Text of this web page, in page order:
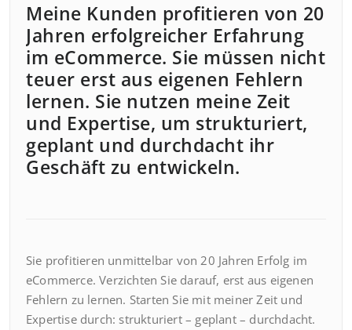
Meine Kunden profitieren von 20
Jahren erfolgreicher Erfahrung
im eCommerce. Sie müssen nicht
teuer erst aus eigenen Fehlern
lernen. Sie nutzen meine Zeit
und Expertise, um strukturiert,
geplant und durchdacht ihr
Geschäft zu entwickeln.
Sie profitieren unmittelbar von 20 Jahren Erfolg im
eCommerce. Verzichten Sie darauf, erst aus eigenen
Fehlern zu lernen. Starten Sie mit meiner Zeit und
Expertise durch: strukturiert – geplant – durchdacht.